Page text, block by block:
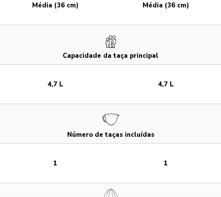
Capacidade da taça principal
Número de taças incluídas
Média (36 cm)
4,7 L
1
Média (36 cm)
4,7 L
1